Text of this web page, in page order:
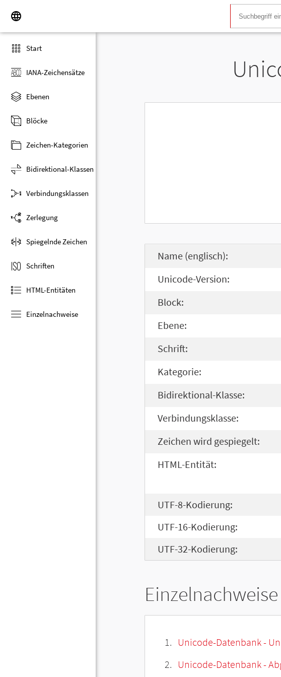
Start
IANA-Zeichensätze
Ebenen
Blöcke
Zeichen-Kategorien
Bidirektional-Klassen
Verbindungsklassen
Zerlegung
Spiegelnde Zeichen
Schriften
HTML-Entitäten
Einzelnachweise
Name (englisch):
Unicode-Version:
Block:
Ebene:
Schrift:
Kategorie:
Bidirektional-Klasse:
Verbindungsklasse:
Zeichen wird gespiegelt:
HTML-Entität:
UTF-8-Kodierung:
UTF-16-Kodierung:
UTF-32-Kodierung:
Einzelnachweise
Unicode-Datenbank -
Unicode-Datenbank -